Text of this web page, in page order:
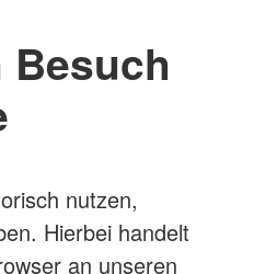
Besuch
nutzen,
Hierbei handelt
an unseren